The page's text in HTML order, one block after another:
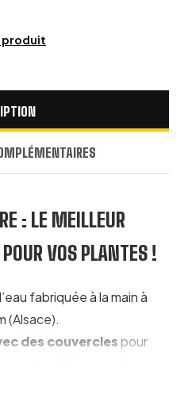
produit
: LE MEILLEUR
VOS PLANTES !
fabriquée à la main à
(Alsace).
des couverclespour